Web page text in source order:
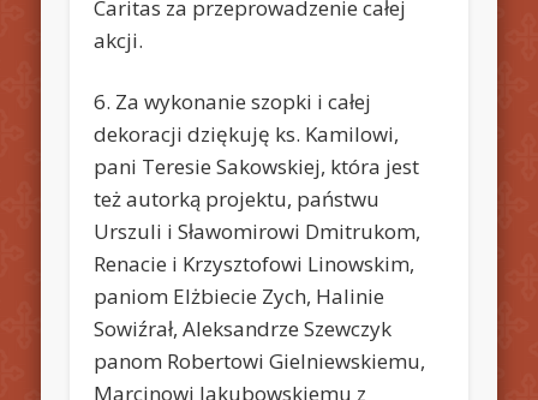
Caritas za przeprowadzenie całej
akcji.
6. Za wykonanie szopki i całej
dekoracji dziękuję ks. Kamilowi,
pani Teresie Sakowskiej, która jest
też autorką projektu, państwu
Urszuli i Sławomirowi Dmitrukom,
Renacie i Krzysztofowi Linowskim,
paniom Elżbiecie Zych, Halinie
Sowiźrał, Aleksandrze Szewczyk
panom Robertowi Gielniewskiemu,
Marcinowi Jakubowskiemu z